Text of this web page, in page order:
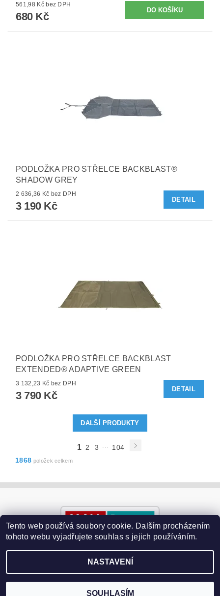
561,98 Kč bez DPH
680 Kč
PODLOŽKA PRO STŘELCE BACKBLAST®
SHADOW GREY
2 636,36 Kč bez DPH
3 190 Kč
DETAIL
PODLOŽKA PRO STŘELCE BACKBLAST
EXTENDED® ADAPTIVE GREEN
3 132,23 Kč bez DPH
3 790 Kč
DETAIL
DALŠÍ PRODUKTY
1 2 3
104
1868 položek celkem
2026 ©Paralyzery-vychytavky.cz, všechna práva vyhrazena
Vytvořil Shoptet
Tento web používá soubory cookie. Dalším procházením
tohoto webu vyjadřujete souhlas s jejich používáním.
NASTAVENÍ
SOUHLASÍM